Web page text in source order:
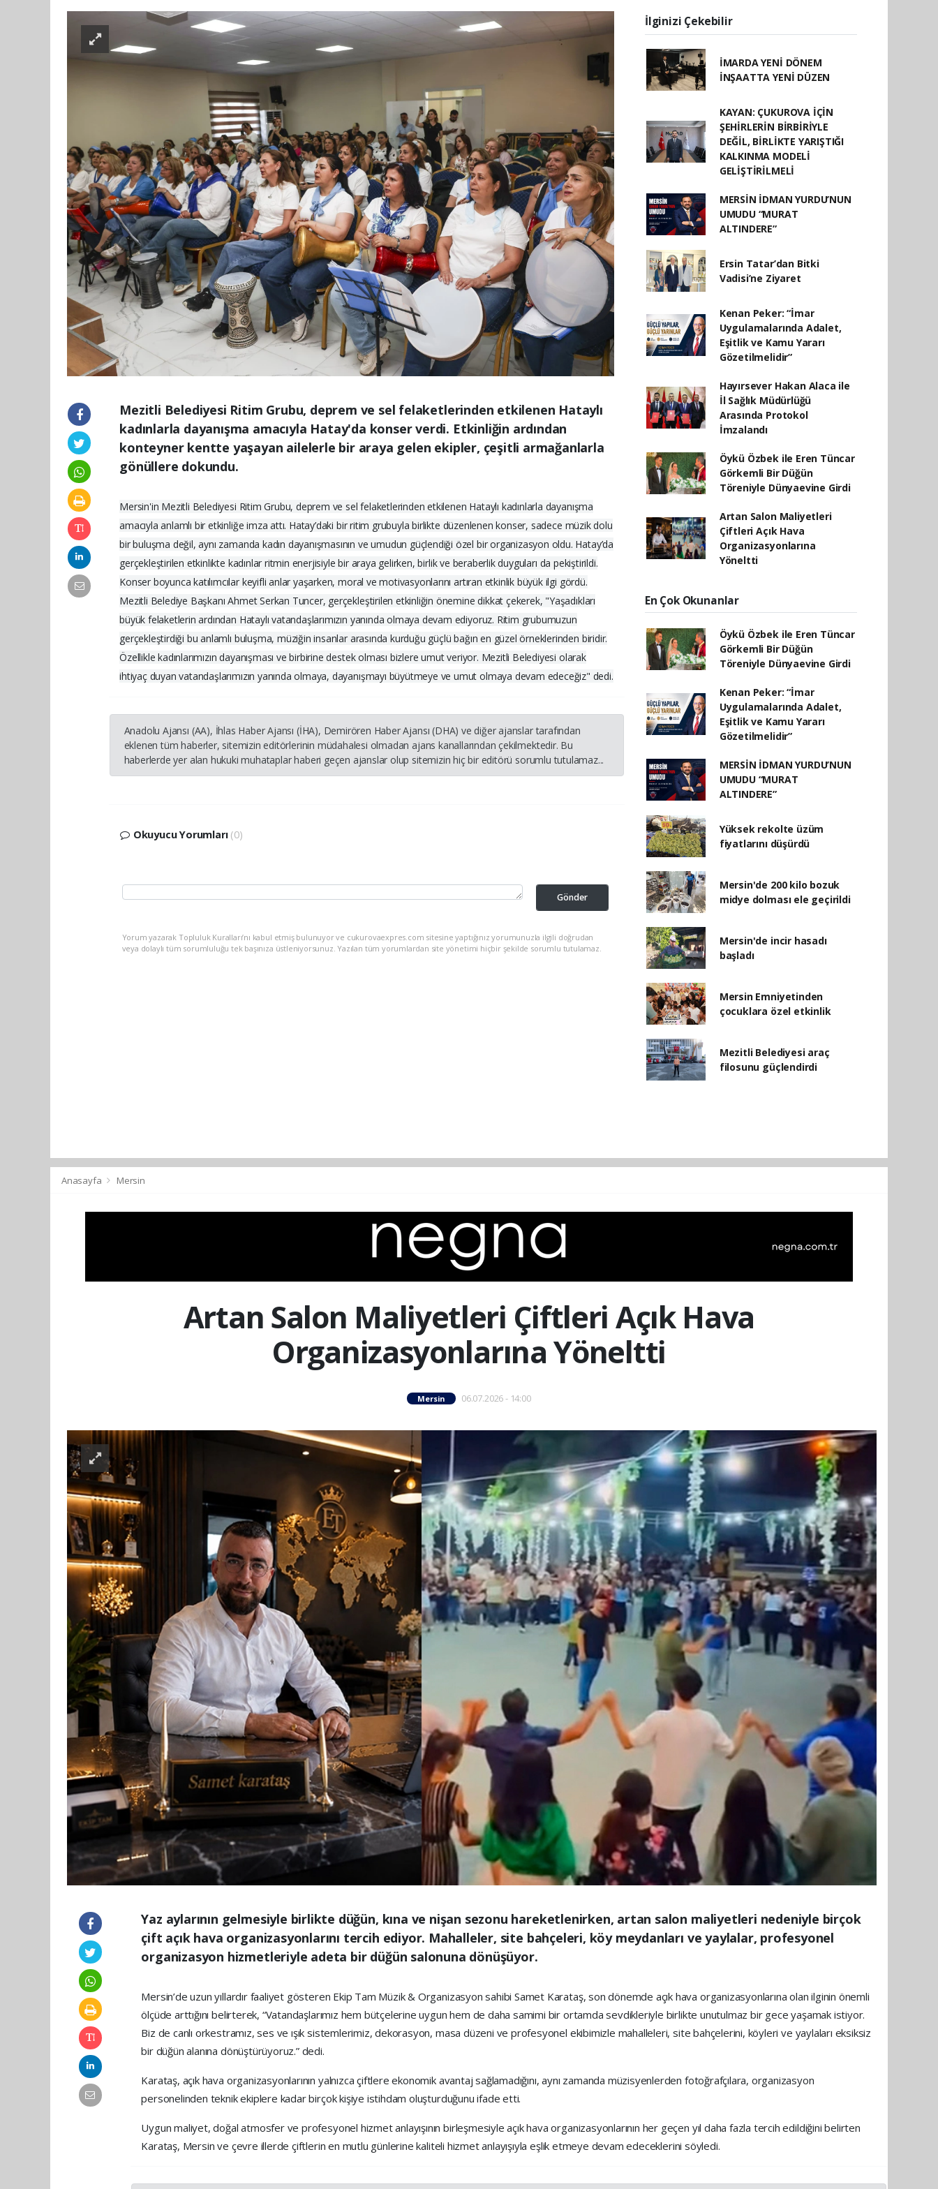
Mezitli Belediyesi Ritim Grubu, deprem ve sel felaketlerinden etkilenen Hataylı
kadınlarla dayanışma amacıyla Hatay'da konser verdi. Etkinliğin ardından
konteyner kentte yaşayan ailelerle bir araya gelen ekipler, çeşitli armağanlarla
gönüllere dokundu.
Mersin'in Mezitli Belediyesi Ritim Grubu, deprem ve sel felaketlerinden etkilenen Hataylı kadınlarla dayanışma
amacıyla anlamlı bir etkinliğe imza attı. Hatay’daki bir ritim grubuyla birlikte düzenlenen konser, sadece müzik dolu
bir buluşma değil, aynı zamanda kadın dayanışmasının ve umudun güçlendiği özel bir organizasyon oldu. Hatay’da
gerçekleştirilen etkinlikte kadınlar ritmin enerjisiyle bir araya gelirken, birlik ve beraberlik duyguları da pekiştirildi.
Konser boyunca katılımcılar keyifli anlar yaşarken, moral ve motivasyonlarını artıran etkinlik büyük ilgi gördü.
Mezitli Belediye Başkanı Ahmet Serkan Tuncer, gerçekleştirilen etkinliğin önemine dikkat çekerek, "Yaşadıkları
büyük felaketlerin ardından Hataylı vatandaşlarımızın yanında olmaya devam ediyoruz. Ritim grubumuzun
gerçekleştirdiği bu anlamlı buluşma, müziğin insanlar arasında kurduğu güçlü bağın en güzel örneklerinden biridir.
Özellikle kadınlarımızın dayanışması ve birbirine destek olması bizlere umut veriyor. Mezitli Belediyesi olarak
ihtiyaç duyan vatandaşlarımızın yanında olmaya, dayanışmayı büyütmeye ve umut olmaya devam edeceğiz" dedi.
Anadolu Ajansı (AA), İhlas Haber Ajansı (İHA), Demirören Haber Ajansı (DHA) ve diğer ajanslar tarafından
eklenen tüm haberler, sitemizin editörlerinin müdahalesi olmadan ajans kanallarından çekilmektedir. Bu
haberlerde yer alan hukuki muhataplar haberi geçen ajanslar olup sitemizin hiç bir editörü sorumlu tutulamaz...
Okuyucu Yorumları (0)
Gönder
Yorum yazarak Topluluk Kuralları’nı kabul etmiş bulunuyor ve cukurovaexpres.com sitesine yaptığınız yorumunuzla ilgili doğrudan
veya dolaylı tüm sorumluluğu tek başınıza üstleniyorsunuz. Yazılan tüm yorumlardan site yönetimi hiçbir şekilde sorumlu tutulamaz.
İlginizi Çekebilir
İMARDA YENİ DÖNEM
İNŞAATTA YENİ DÜZEN
KAYAN: ÇUKUROVA İÇİN
ŞEHİRLERİN BİRBİRİYLE
DEĞİL, BİRLİKTE YARIŞTIĞI
KALKINMA MODELİ
GELİŞTİRİLMELİ
MERSİN İDMAN YURDU’NUN
UMUDU “MURAT
ALTINDERE”
Ersin Tatar’dan Bitki
Vadisi’ne Ziyaret
Kenan Peker: “İmar
Uygulamalarında Adalet,
Eşitlik ve Kamu Yararı
Gözetilmelidir”
Hayırsever Hakan Alaca ile
İl Sağlık Müdürlüğü
Arasında Protokol
İmzalandı
Öykü Özbek ile Eren Tüncar
Görkemli Bir Düğün
Töreniyle Dünyaevine Girdi
Artan Salon Maliyetleri
Çiftleri Açık Hava
Organizasyonlarına
Yöneltti
En Çok Okunanlar
Öykü Özbek ile Eren Tüncar
Görkemli Bir Düğün
Töreniyle Dünyaevine Girdi
Kenan Peker: “İmar
Uygulamalarında Adalet,
Eşitlik ve Kamu Yararı
Gözetilmelidir”
MERSİN İDMAN YURDU’NUN
UMUDU “MURAT
ALTINDERE”
Yüksek rekolte üzüm
fiyatlarını düşürdü
Mersin'de 200 kilo bozuk
midye dolması ele geçirildi
Mersin'de incir hasadı
başladı
Mersin Emniyetinden
çocuklara özel etkinlik
Mezitli Belediyesi araç
filosunu güçlendirdi
Anasayfa Mersin
Artan Salon Maliyetleri Çiftleri Açık Hava
Organizasyonlarına Yöneltti
Mersin 06.07.2026 - 14:00
Yaz aylarının gelmesiyle birlikte düğün, kına ve nişan sezonu hareketlenirken, artan salon maliyetleri nedeniyle birçok
çift açık hava organizasyonlarını tercih ediyor. Mahalleler, site bahçeleri, köy meydanları ve yaylalar, profesyonel
organizasyon hizmetleriyle adeta bir düğün salonuna dönüşüyor.
Mersin’de uzun yıllardır faaliyet gösteren Ekip Tam Müzik & Organizasyon sahibi Samet Karataş, son dönemde açık hava organizasyonlarına olan ilginin önemli
ölçüde arttığını belirterek, “Vatandaşlarımız hem bütçelerine uygun hem de daha samimi bir ortamda sevdikleriyle birlikte unutulmaz bir gece yaşamak istiyor.
Biz de canlı orkestramız, ses ve ışık sistemlerimiz, dekorasyon, masa düzeni ve profesyonel ekibimizle mahalleleri, site bahçelerini, köyleri ve yaylaları eksiksiz
bir düğün alanına dönüştürüyoruz.” dedi.
Karataş, açık hava organizasyonlarının yalnızca çiftlere ekonomik avantaj sağlamadığını, aynı zamanda müzisyenlerden fotoğrafçılara, organizasyon
personelinden teknik ekiplere kadar birçok kişiye istihdam oluşturduğunu ifade etti.
Uygun maliyet, doğal atmosfer ve profesyonel hizmet anlayışının birleşmesiyle açık hava organizasyonlarının her geçen yıl daha fazla tercih edildiğini belirten
Karataş, Mersin ve çevre illerde çiftlerin en mutlu günlerine kaliteli hizmet anlayışıyla eşlik etmeye devam edeceklerini söyledi.